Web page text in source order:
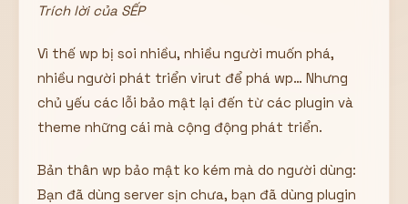
Trích lời của SẾP
Vì thế wp bị soi nhiều, nhiều người muốn phá,
nhiều người phát triển virut để phá wp… Nhưng
chủ yếu các lỗi bảo mật lại đến từ các plugin và
theme những cái mà cộng động phát triển.
Bản thân wp bảo mật ko kém mà do người dùng:
Bạn đã dùng server sịn chưa, bạn đã dùng plugin